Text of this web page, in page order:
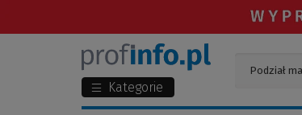
Kategorie